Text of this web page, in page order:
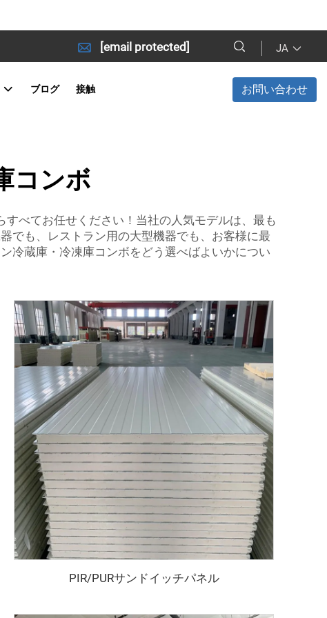
[email protected] JA
ブログ 接触 お問い合わせ
コンボ
べてお任せください！当社の人気モデルは、最も
でも、レストラン用の大型機器でも、お客様に最
冷蔵庫・冷凍庫コンボをどう選べばよいかについ
PIR/PURサンドイッチパネル